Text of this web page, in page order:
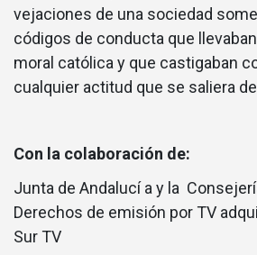
vejaciones de una sociedad
códigos de conducta que
moral católica y que castigaban
cualquier actitud que se saliera
Con la colaboración de:
Junta de Andalucí a y la
Derechos de emisión por TV
Sur TV